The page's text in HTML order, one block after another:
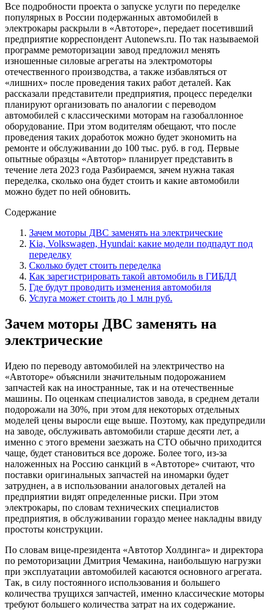
Все подробности проекта о запуске услуги по переделке
популярных в России подержанных автомобилей в
электрокары раскрыли в «Автоторе», передает посетивший
предприятие корреспондент Autonews.ru. По так называемой
программе ремоторизации завод предложил менять
изношенные силовые агрегаты на электромоторы
отечественного производства, а также избавляться от
«лишних» после проведения таких работ деталей. Как
рассказали представители предприятия, процесс переделки
планируют организовать по аналогии с переводом
автомобилей с классическими моторам на газобаллонное
оборудование. При этом водителям обещают, что после
проведения таких доработок можно будет экономить на
ремонте и обслуживании до 100 тыс. руб. в год. Первые
опытные образцы «Автотор» планирует представить в
течение лета 2023 года Разбираемся, зачем нужна такая
переделка, сколько она будет стоить и какие автомобили
можно будет по ней обновить.
Содержание
Зачем моторы ДВС заменять на электрические
Kia, Volkswagen, Hyundai: какие модели подпадут под
переделку
Сколько будет стоить переделка
Как зарегистрировать такой автомобиль в ГИБДД
Где будут проводить изменения автомобиля
Услуга может стоить до 1 млн руб.
Зачем моторы ДВС заменять на
электрические
Идею по переводу автомобилей на электричество на
«Автоторе» объяснили значительным подорожанием
запчастей как на иностранные, так и на отечественные
машины. По оценкам специалистов завода, в среднем детали
подорожали на 30%, при этом для некоторых отдельных
моделей цены выросли еще выше. Поэтому, как предупредили
на заводе, обслуживать автомобили старше десяти лет, а
именно с этого времени заезжать на СТО обычно приходится
чаще, будет становиться все дороже. Более того, из-за
наложенных на Россию санкций в «Автоторе» считают, что
поставки оригинальных запчастей на иномарки будет
затруднен, а в использовании аналоговых деталей на
предприятии видят определенные риски. При этом
электрокары, по словам технических специалистов
предприятия, в обслуживании гораздо менее накладны ввиду
простоты конструкции.
По словам вице-президента «Автотор Холдинга» и директора
по ремоторизации Дмитрия Чемакина, наибольшую нагрузки
при эксплуатации автомобилей касаются основного агрегата.
Так, в силу постоянного использования и большего
количества трущихся запчастей, именно классические моторы
требуют большего количества затрат на их содержание.